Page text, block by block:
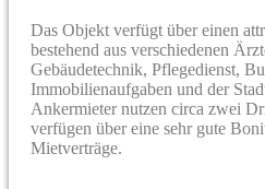
Das Objekt verfügt über einen
bestehend aus verschiedenen
Gebäudetechnik, Pflegedienst,
Immobilienaufgaben und der
Ankermieter nutzen circa zwei
verfügen über eine sehr gute
Mietverträge.